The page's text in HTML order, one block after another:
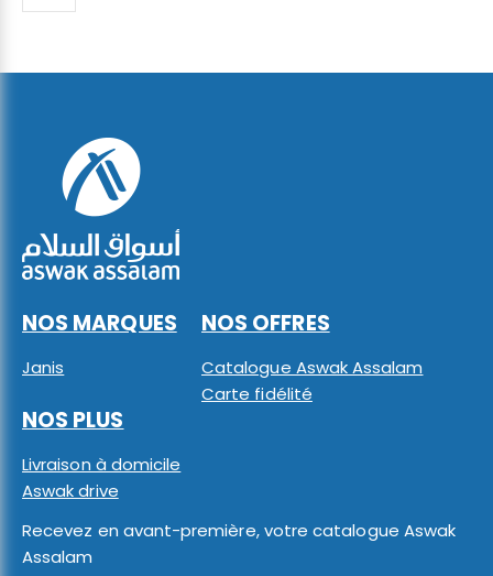
NOS MARQUES
Janis
NOS OFFRES
Catalogue Aswak Assalam
Carte fidélité
NOS PLUS
Livraison à domicile
Aswak drive
Recevez en avant-première, votre catalogue Aswak
Assalam